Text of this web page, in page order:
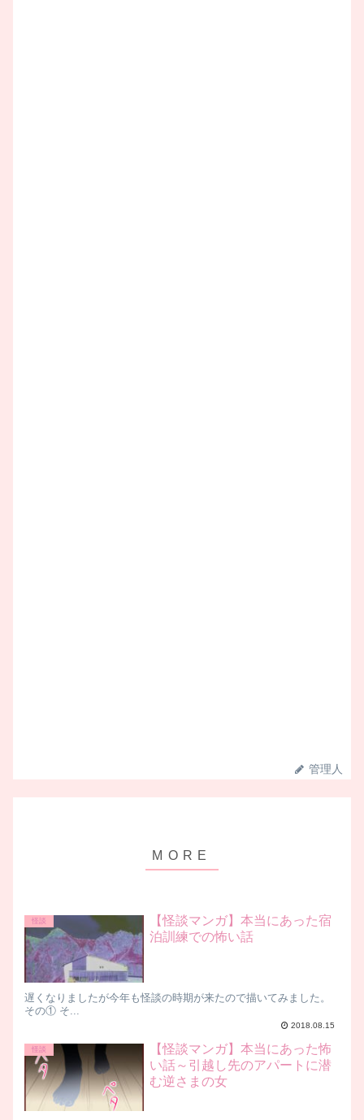
管理人
怪談
【怪談マンガ】本当にあった宿
泊訓練での怖い話
遅くなりましたが今年も怪談の時期が来たので描いてみました。
その① そ...
2018.08.15
怪談
【怪談マンガ】本当にあった怖
い話～引越し先のアパートに潜
む逆さまの女